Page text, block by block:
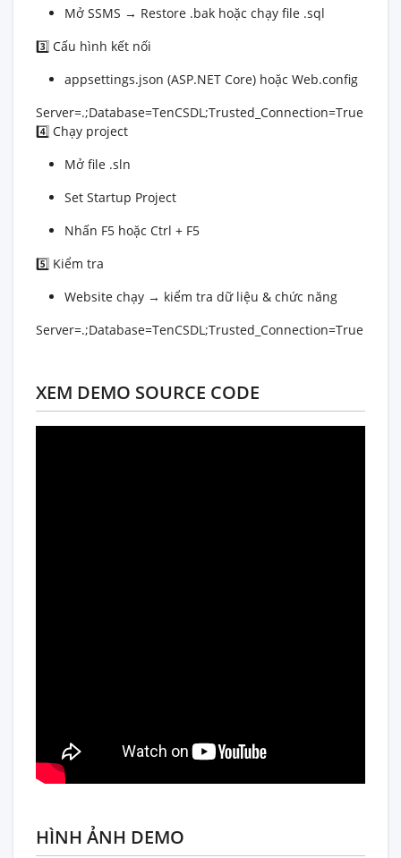
Mở SSMS → Restore .bak hoặc chạy file .sql
3️⃣ Cấu hình kết nối
appsettings.json (ASP.NET Core) hoặc Web.config
Server=.;Database=TenCSDL;Trusted_Connection=True
4️⃣ Chạy project
Mở file .sln
Set Startup Project
Nhấn F5 hoặc Ctrl + F5
5️⃣ Kiểm tra
Website chạy → kiểm tra dữ liệu & chức năng
Server=.;Database=TenCSDL;Trusted_Connection=True
XEM DEMO SOURCE CODE
HÌNH ẢNH DEMO